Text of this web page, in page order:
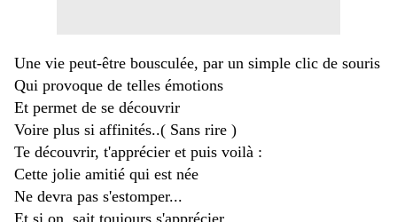
Une vie peut-être bousculée, par un simple clic de souris
Qui provoque de telles émotions
Et permet de se découvrir
Voire plus si affinités..( Sans rire )
Te découvrir, t'apprécier et puis voilà :
Cette jolie amitié qui est née
Ne devra pas s'estomper...